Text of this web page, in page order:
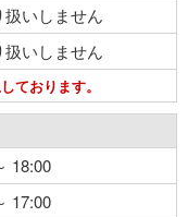
扱いしません
扱いしません
ております。
18:00
17:00